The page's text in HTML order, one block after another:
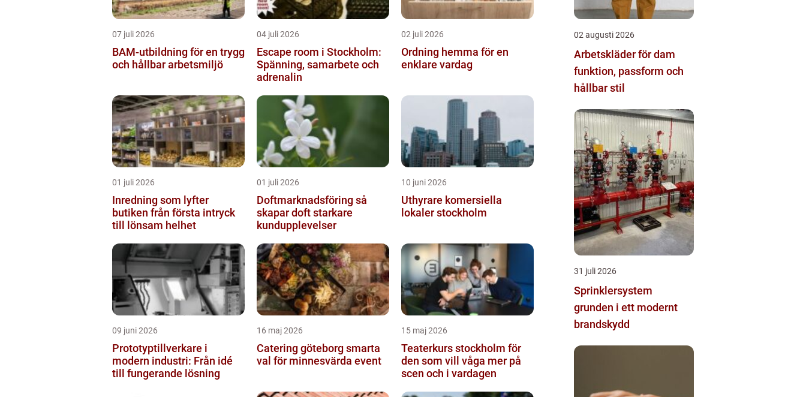
07 juli 2026
BAM-utbildning för en trygg
och hållbar arbetsmiljö
04 juli 2026
Escape room i Stockholm:
Spänning, samarbete och
adrenalin
02 juli 2026
Ordning hemma för en
enklare vardag
01 juli 2026
Inredning som lyfter
butiken från första intryck
till lönsam helhet
01 juli 2026
Doftmarknadsföring så
skapar doft starkare
kundupplevelser
10 juni 2026
Uthyrare komersiella
lokaler stockholm
09 juni 2026
Prototyptillverkare i
modern industri: Från idé
till fungerande lösning
16 maj 2026
Catering göteborg smarta
val för minnesvärda event
15 maj 2026
Teaterkurs stockholm för
den som vill våga mer på
scen och i vardagen
02 augusti 2026
Arbetskläder för dam
funktion, passform och
hållbar stil
31 juli 2026
Sprinklersystem
grunden i ett modernt
brandskydd